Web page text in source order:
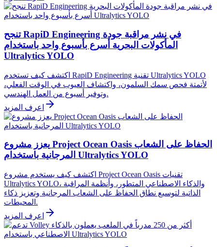
تنجح RapiD Engineering في نشر مراقبة جودة
المأكولات البحرية أسرع بأسبوع واحد باستخدام
Ultralytics YOLO
اكتشف كيف تستخدم RapiD Engineering تقنية Ultralytics YOLO
لأتمتة فحص سمك السلمون، واكتشاف العيوب في الوقت الفعلي،
وتوفير أسبوع من العمل الهندسي.
اعرف المزيد
يعزز مشروع Project Ocean Oasis الحفاظ على الشعاب
المرجانية باستخدام Ultralytics YOLO
اكتشف كيف يستخدم مشروع Project Ocean Oasis تقنيات
Ultralytics YOLO، والذكاء الاصطناعي المتطور، وأنظمة المراقبة
الذاتية لتوسيع نطاق الحفاظ على الشعاب المرجانية وتعزيز ذكاء
المحيطات.
اعرف المزيد